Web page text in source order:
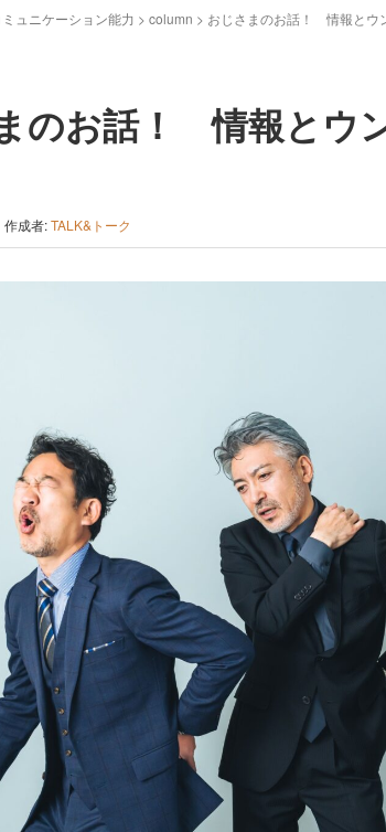
ュニケーション能力 > column > おじさまのお話！ 情報とウ
のお話！ 情報とウ
作成者:TALK&トーク